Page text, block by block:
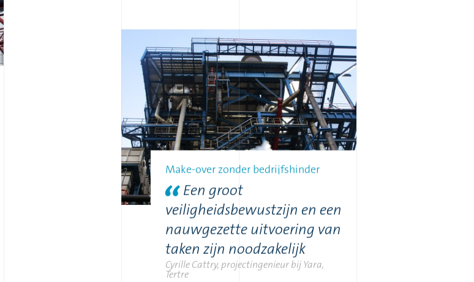
Make-over zonder bedrijfshinder
Een groot
veiligheidsbewustzijn en een
nauwgezette uitvoering van
taken zijn noodzakelijk
Cyrille Cattry, projectingenieur bij Yara,
Tertre